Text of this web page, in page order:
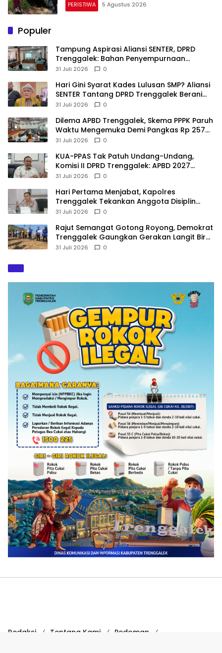
PERISTIWA 5 Agustus 2026
Populer
Tampung Aspirasi Aliansi SENTER, DPRD
Trenggalek: Bahan Penyempurnaan
Raperda Desa dan Pilkades
31 Juli 2026 0
Hari Gini Syarat Kades Lulusan SMP? Aliansi
SENTER Tantang DPRD Trenggalek Berani
Gunakan Open Legal Policy!
31 Juli 2026 0
Dilema APBD Trenggalek, Skema PPPK Paruh
Waktu Mengemuka Demi Pangkas Rp 257
Miliar
31 Juli 2026 0
KUA-PPAS Tak Patuh Undang-Undang,
Komisi II DPRD Trenggalek: APBD 2027
Terancam Sanksi
31 Juli 2026 0
Hari Pertama Menjabat, Kapolres
Trenggalek Tekankan Anggota Disiplin
Hindari Pelanggaran
31 Juli 2026 0
​Rajut Semangat Gotong Royong, Demokrat
Trenggalek Gaungkan Gerakan Langit Biru
di Pantai Konang
31 Juli 2026 0
Redaksi Tentang Kami
Pedoman